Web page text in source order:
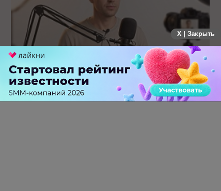
Российский рынок инфлюенс-маркетинга вошел в фазу
стагнации после нескольких лет роста
X | Закрыть